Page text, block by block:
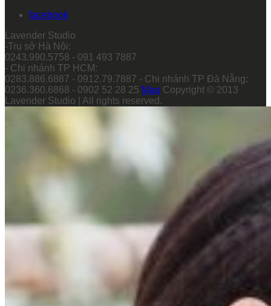
facebook
Lavender Studio
-Trụ sở Hà Nội:
0243.990.5758 - 091 493 7887
- Chi nhánh TP HCM:
0283.886.6887 - 0912.79.7887 - Chi nhánh TP Đà Nẵng:
0236.360.6868 - 0902 52 28 25 Map Copyright © 2013
Lavender Studio | All rights reserved.